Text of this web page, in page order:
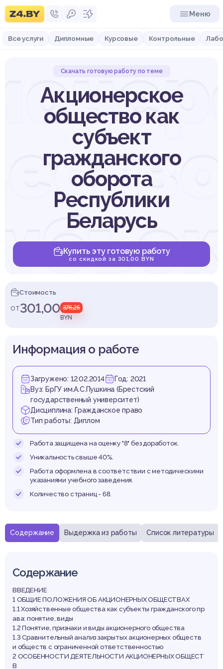
Меню
Все услуги Дипломные Курсовые Контрольные
Скачать готовую работу по теме
Акционерское
общество как
субъект
гражданского
оборота
Республики
Беларусь
Купить эту готовую работу
со скидкой за 301,00 BYN
Стоимость
от301,00 376,25
BYN
Содержание Выдержка из работы Список литературы
Содержание
ВВЕДЕНИЕ
1 ОБЩИЕ ПОЛОЖЕНИЯ ОБ АКЦИОНЕРНЫХ ОБЩЕСТВАХ
1.1 Хозяйственные общества как субъекты гражданского пр
ава: понятие, виды
1.2 Понятие, признаки и виды акционерного общества
1.3 Сравнительный анализ закрытых акционерных обществ
и обществ с ограниченной ответственностью
2 ОСОБЕННОСТИ ДЕЯТЕЛЬНОСТИ АКЦИОНЕРНЫХ ОБЩЕСТ
В
Информация о работе
Загружено: 12.02.2014
Год: 2021
Вуз: БрГУ им.А.С.Пушкина (Брестский
государственный университет)
Дисциплина: Гражданское право
Тип работы: Диплом
Работа защищена на оценку "8" без доработок.
Уникальность свыше 40%.
Работа оформлена в соответствии с методическими
указаниями учебного заведения.
Количество страниц - 68.